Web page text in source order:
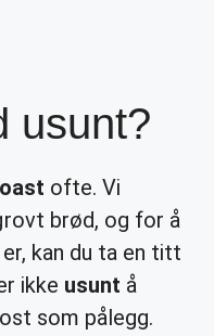
usunt?
ofte. Vi
brød, og for å
kan du ta en titt
ikke usunt å
som pålegg.